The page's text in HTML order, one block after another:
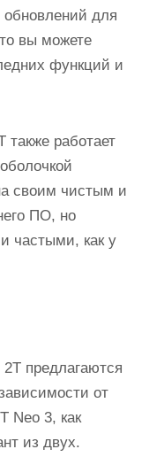
обновлений для
вы можете
функций и
также работает
своим чистым и
ПО, но
частыми, как у
предлагаются
от
Neo 3, как
из двух.